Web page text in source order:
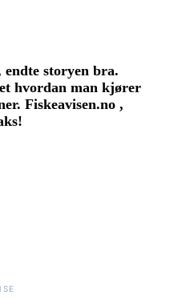
storyen bra.
hvordan man kjører
Fiskeavisen.no ,